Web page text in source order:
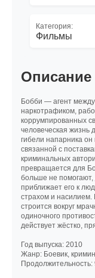
Категория:
Фильмы
Описание
Бобби — агент
наркотрафиком,
коррумпированных
человеческая жизнь
гибели напарника
связанной с
криминальных
превращается для
больше не помогают,
приближает его к
страхом и
строится вокруг
одиночного
действует жёстко,
Год выпуска: 2010
Жанр: Боевик,
Продолжительность: